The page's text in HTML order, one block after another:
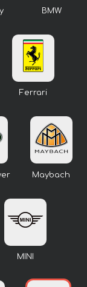
BMW
Ferrari
Maybach
MINI